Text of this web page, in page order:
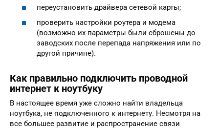
переустановить драйвера сетевой карты;
проверить настройки роутера и модема
(возможно их параметры были сброшены до
заводских после перепада напряжения или по
другой причине).
Как правильно подключить проводной
интернет к ноутбуку
В настоящее время уже сложно найти владельца
ноутбука, не подключенного к интернету. Несмотря на
все большее развитие и распространение связи